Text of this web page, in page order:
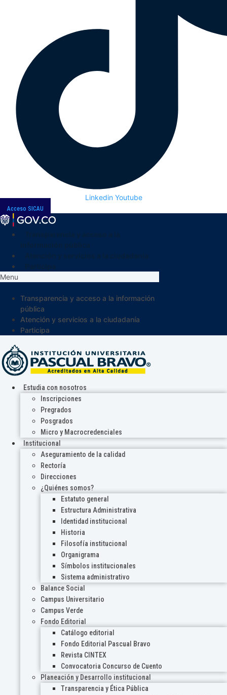
Linkedin Youtube
Acceso SICAU
Menu
Transparencia y acceso a la información
pública
Atención y servicios a la ciudadanía
Participa
Estudia con nosotros
Inscripciones
Pregrados
Posgrados
Micro y Macrocredenciales
Institucional
Aseguramiento de la calidad
Rectoría
Direcciones
¿Quiénes somos?
Estatuto general
Estructura Administrativa
Identidad institucional
Historia
Filosofía institucional
Organigrama
Símbolos institucionales
Sistema administrativo
Balance Social
Campus Universitario
Campus Verde
Fondo Editorial
Catálogo editorial
Fondo Editorial Pascual Bravo
Revista CINTEX
Convocatoria Concurso de Cuento
Planeación y Desarrollo institucional
Transparencia y Ética Pública